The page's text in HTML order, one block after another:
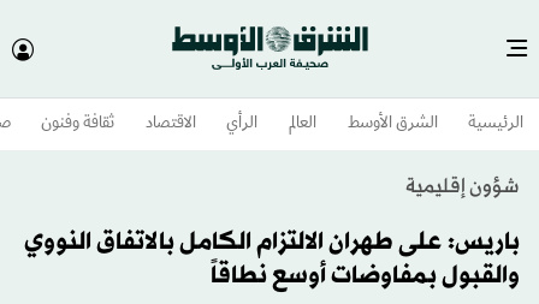
الرئيسية الشرق الأوسط​ العالم الرأي الاقتصاد ثقافة وفنون
شؤون إقليمية
باريس: على طهران الالتزام الكامل بالاتفاق النووي
والقبول بمفاوضات أوسع نطاقاً